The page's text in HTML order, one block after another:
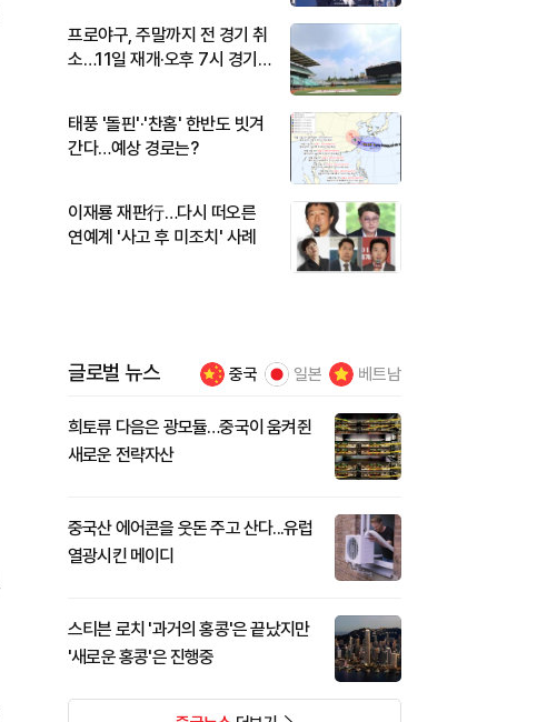
프로야구, 주말까지 전 경기 취
소…11일 재개·오후 7시 경기
태풍 '돌핀'·'찬홈' 한반도 빗겨
간다…예상 경로는?
이재룡 재판行…다시 떠오른
연예계 '사고 후 미조치' 사례
글로벌 뉴스 중국 일본 베트남
희토류 다음은 광모듈…중국이 움켜쥔
새로운 전략자산
중국산 에어콘을 웃돈 주고 산다...유럽
열광시킨 메이디
스티븐 로치 '과거의 홍콩'은 끝났지만
'새로운 홍콩'은 진행중